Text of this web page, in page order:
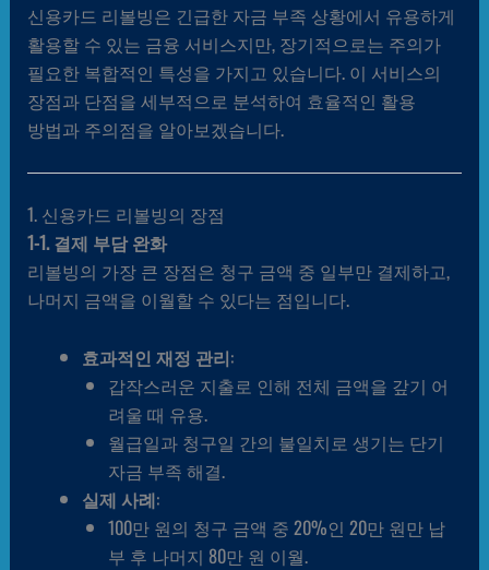
신용카드 리볼빙은 긴급한 자금 부족 상황에서 유용하게
활용할 수 있는 금융 서비스지만, 장기적으로는 주의가
필요한 복합적인 특성을 가지고 있습니다. 이 서비스의
장점과 단점을 세부적으로 분석하여 효율적인 활용
방법과 주의점을 알아보겠습니다.
1. 신용카드 리볼빙의 장점
1-1. 결제 부담 완화
리볼빙의 가장 큰 장점은 청구 금액 중 일부만 결제하고,
나머지 금액을 이월할 수 있다는 점입니다.
효과적인 재정 관리:
갑작스러운 지출로 인해 전체 금액을 갚기 어
려울 때 유용.
월급일과 청구일 간의 불일치로 생기는 단기
자금 부족 해결.
실제 사례:
100만 원의 청구 금액 중 20%인 20만 원만 납
부 후 나머지 80만 원 이월.